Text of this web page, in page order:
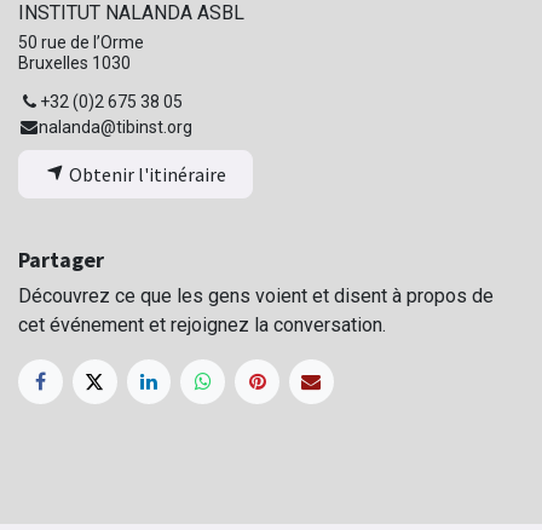
INSTITUT NALANDA ASBL
50 rue de l’Orme
Bruxelles 1030
+32 (0)2 675 38 05
nalanda@tibinst.org
Obtenir l'itinéraire
Partager
Découvrez ce que les gens voient et disent à propos de
cet événement et rejoignez la conversation.